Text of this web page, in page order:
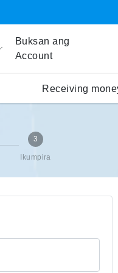
Buksan ang
Account
Receiving
3
Ikumpira